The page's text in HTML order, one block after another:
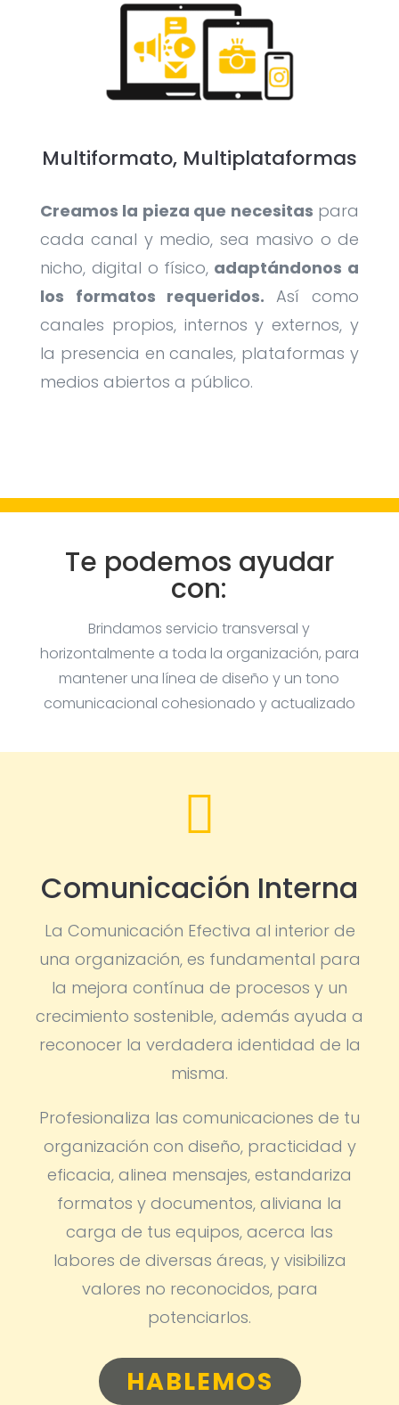
Multiformato, Multiplataformas
Creamos la pieza que necesitas para
cada canal y medio, sea masivo o de
nicho, digital o físico, adaptándonos a
los formatos requeridos.Así como
canales propios, internos y externos, y
la presencia en canales, plataformas y
medios abiertos a público.
Te podemos ayudar
con:
Brindamos servicio transversal y
horizontalmente a toda la organización, para
mantener una línea de diseño y un tono
comunicacional cohesionado y actualizado

Comunicación Interna
La Comunicación Efectiva al interior de
una organización, es fundamental para
la mejora contínua de procesos y un
crecimiento sostenible, además ayuda a
reconocer la verdadera identidad de la
misma.
Profesionaliza las comunicaciones de tu
organización con diseño, practicidad y
eficacia, alinea mensajes, estandariza
formatos y documentos, aliviana la
carga de tus equipos, acerca las
labores de diversas áreas, y visibiliza
valores no reconocidos, para
potenciarlos.
HABLEMOS